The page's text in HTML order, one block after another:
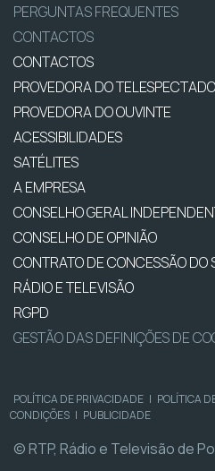
PERGUNTAS FREQUENTES
CONTACTOS
CONTACTOS
PROVEDORA DO
PROVEDORA DO OUVINTE
ACESSIBILIDADES
SATÉLITES
A EMPRESA
CONSELHO GERAL
CONSELHO DE OPINIÃO
CONTRATO DE CONCESSÃO DO
RÁDIO E TELEVISÃO
RGPD
GESTÃO DAS DEFINIÇÕES DE
POLÍTICA DE PRIVACIDADE | POLÍTICA
CONDIÇÕES | PUBLICIDADE
© RTP, Rádio e Televisão de